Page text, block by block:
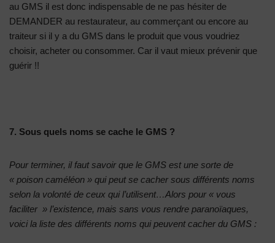
au GMS il est donc indispensable de ne pas hésiter de
DEMANDER au restaurateur, au commerçant ou encore au
traiteur si il y a du GMS dans le produit que vous voudriez
choisir, acheter ou consommer. Car il vaut mieux prévenir que
guérir !!
7. Sous quels noms se cache le GMS ?
Pour terminer, il faut savoir que le GMS est une sorte de
« poison caméléon » qui peut se cacher sous différents noms
selon la volonté de ceux qui l’utilisent…Alors pour « vous
faciliter » l’existence, mais sans vous rendre paranoïaques,
voici la liste des différents noms qui peuvent cacher du GMS :